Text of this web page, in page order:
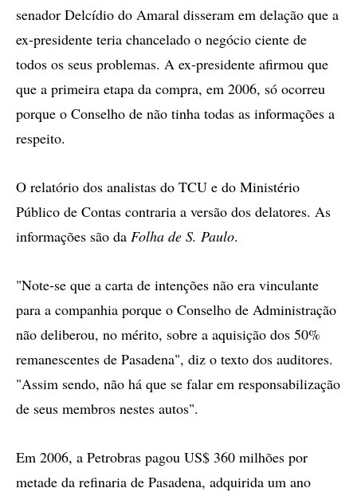
senador Delcídio do Amaral disseram em delação que a
ex-presidente teria chancelado o negócio ciente de
todos os seus problemas. A ex-presidente afirmou que
que a primeira etapa da compra, em 2006, só ocorreu
porque o Conselho de não tinha todas as informações a
respeito.
O relatório dos analistas do TCU e do Ministério
Público de Contas contraria a versão dos delatores. As
informações são da Folha de S. Paulo.
"Note-se que a carta de intenções não era vinculante
para a companhia porque o Conselho de Administração
não deliberou, no mérito, sobre a aquisição dos 50%
remanescentes de Pasadena", diz o texto dos auditores.
"Assim sendo, não há que se falar em responsabilização
de seus membros nestes autos".
Em 2006, a Petrobras pagou US$ 360 milhões por
metade da refinaria de Pasadena, adquirida um ano